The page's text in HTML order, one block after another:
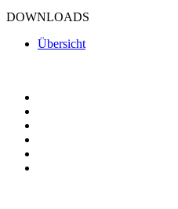
DOWNLOADS
Übersicht